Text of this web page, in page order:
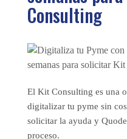
Consulting
El Kit Consulting es una
digitalizar tu pyme sin
solicitar la ayuda y
proceso.